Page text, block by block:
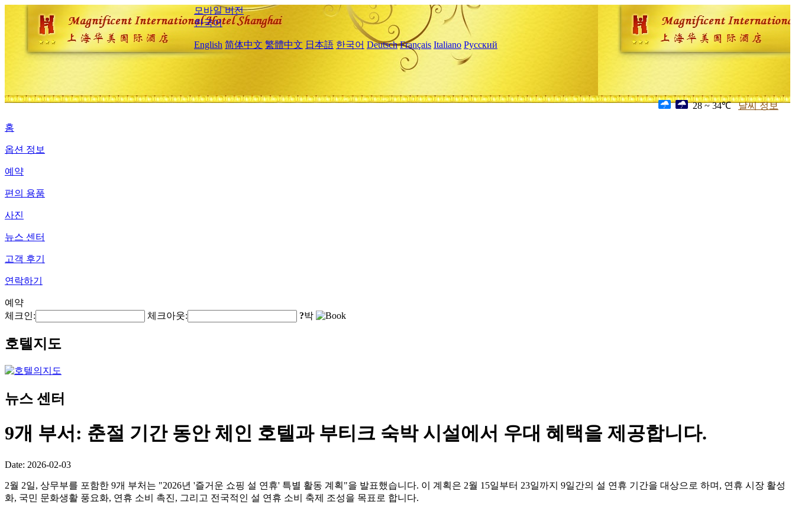
모바일 버전
한국어
English 简体中文 繁體中文 日本語 한국어 Deutsch Français Italiano Русский
28 ~ 34℃ 날씨 정보
홈
옵션 정보
예약
편의 용품
사진
뉴스 센터
고객 후기
연락하기
예약
체크인:
체크아웃: ?박
호텔지도
뉴스 센터
9개 부서: 춘절 기간 동안 체인 호텔과 부티크 숙박 시설에서 우대 혜택을 제공합니다.
Date: 2026-02-03
2월 2일, 상무부를 포함한 9개 부처는 "2026년 '즐거운 쇼핑 설 연휴' 특별 활동 계획"을 발표했습니다. 이 계획은 2월 15일부터 23일까지 9일간의 설 연휴 기간을 대상으로 하며, 연휴 시장 활성
화, 국민 문화생활 풍요화, 연휴 소비 촉진, 그리고 전국적인 설 연휴 소비 축제 조성을 목표로 합니다.